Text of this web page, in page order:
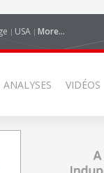
USA More...
VIDÉOS